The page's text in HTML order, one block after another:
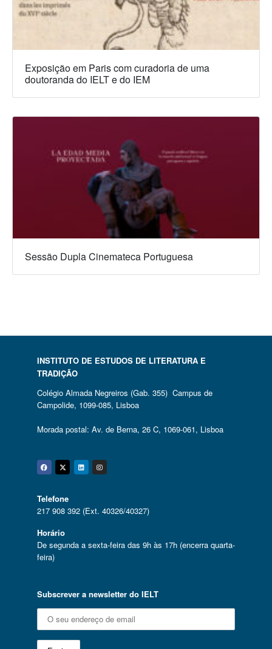
Exposição em Paris com curadoria de uma
doutoranda do IELT e do IEM
Sessão Dupla Cinemateca Portuguesa
INSTITUTO DE ESTUDOS DE LITERATURA E
TRADIÇÃO
Colégio Almada Negreiros (Gab. 355) Campus de
Campolide, 1099-085, Lisboa
Morada postal: Av. de Berna, 26 C, 1069-061, Lisboa
Facebook
Twitter
Linkedin
Instagram
Telefone
217 908 392 (Ext. 40326/40327)
Horário
De segunda a sexta-feira das 9h às 17h (encerra quarta-
feira)
Subscrever a newsletter do IELT